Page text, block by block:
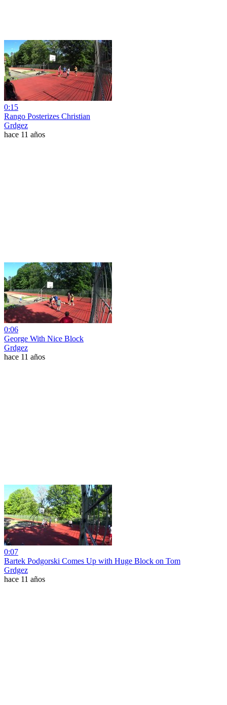
0:15
Rango Posterizes Christian
Grdgez
hace 11 años
0:06
George With Nice Block
Grdgez
hace 11 años
0:07
Bartek Podgorski Comes Up with Huge Block on Tom
Grdgez
hace 11 años